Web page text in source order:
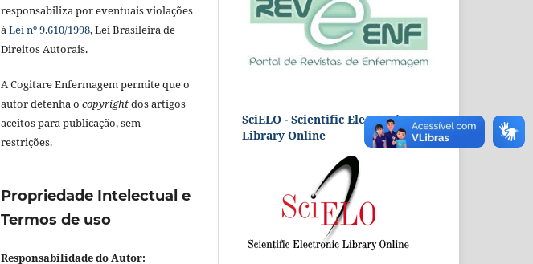
responsabiliza por eventuais violações
àLei nº 9.610/1998, Lei Brasileira de
Direitos Autorais.
A Cogitare Enfermagem permite que o
autor detenha o copyrightdos artigos
aceitos para publicação, sem
restrições.
Propriedade Intelectual e
Termos de uso
Responsabilidade do Autor:
SciELO - Scientific Electronic
Library Online